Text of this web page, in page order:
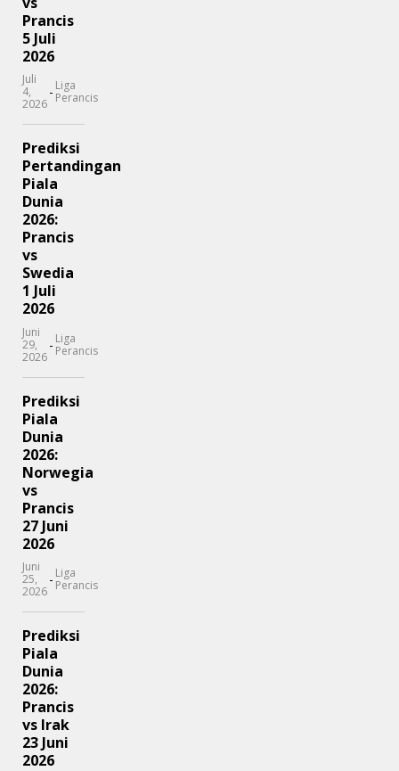
Prancis
5 Juli
2026
Juli
4,
2026
- Liga
Perancis
Prediksi
Pertandingan
Piala
Dunia
2026:
Prancis
vs
Swedia
1 Juli
2026
Juni
29,
2026
- Liga
Perancis
Prediksi
Piala
Dunia
2026:
Norwegia
vs
Prancis
27 Juni
2026
Juni
25,
2026
- Liga
Perancis
Prediksi
Piala
Dunia
2026:
Prancis
vs Irak
23 Juni
2026